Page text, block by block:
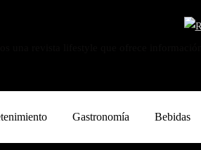
Gastronomía Bebidas